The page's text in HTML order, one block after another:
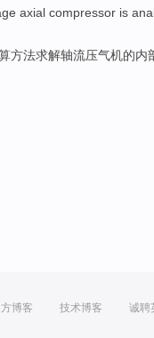
axial compressor is
方法求解轴流压气机的内
博客 技术博客 诚聘